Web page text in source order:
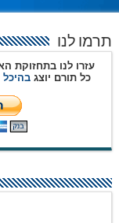
תרמו לנו
עזרו לנו בתחזוקת
כל תורם יוצג